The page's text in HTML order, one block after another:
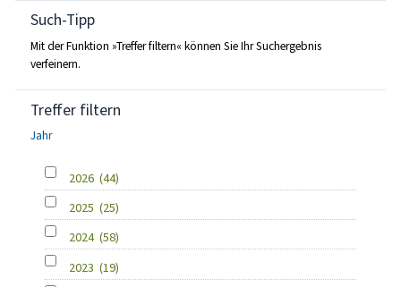
Such-Tipp
Mit der Funktion »Treffer filtern« können Sie Ihr Suchergebnis
verfeinern.
Treffer filtern
Jahr
2026 (44)
2025 (25)
2024 (58)
2023 (19)